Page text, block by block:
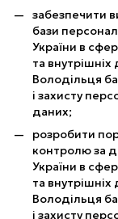
забезпечити
бази
України в
та
Володільця
і захисту
даних;
розробити
контролю за
України в
та
Володільця
і захисту